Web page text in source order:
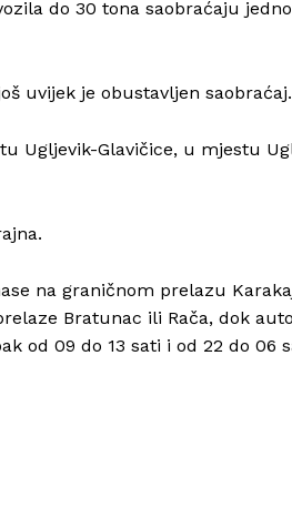
O nama
do 30 tona saobraćaju
uvijek je obustavljen saobraćaj.
Ugljevik-Glavičice, u mjestu
na graničnom prelazu
Bratunac ili Rača, dok
od 09 do 13 sati i od 22 do 06